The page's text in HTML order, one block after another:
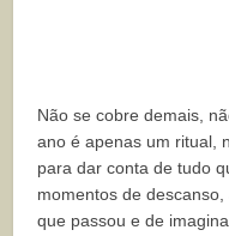
Não se cobre demais,
ano é apenas um ritual,
para dar conta de tudo
momentos de
que passou e de